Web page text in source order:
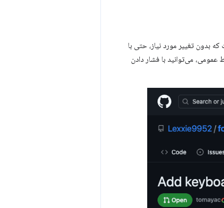
بدون تغییر مورد نیاز، حتی با
عمومی، می‌توانید با فشار دادن